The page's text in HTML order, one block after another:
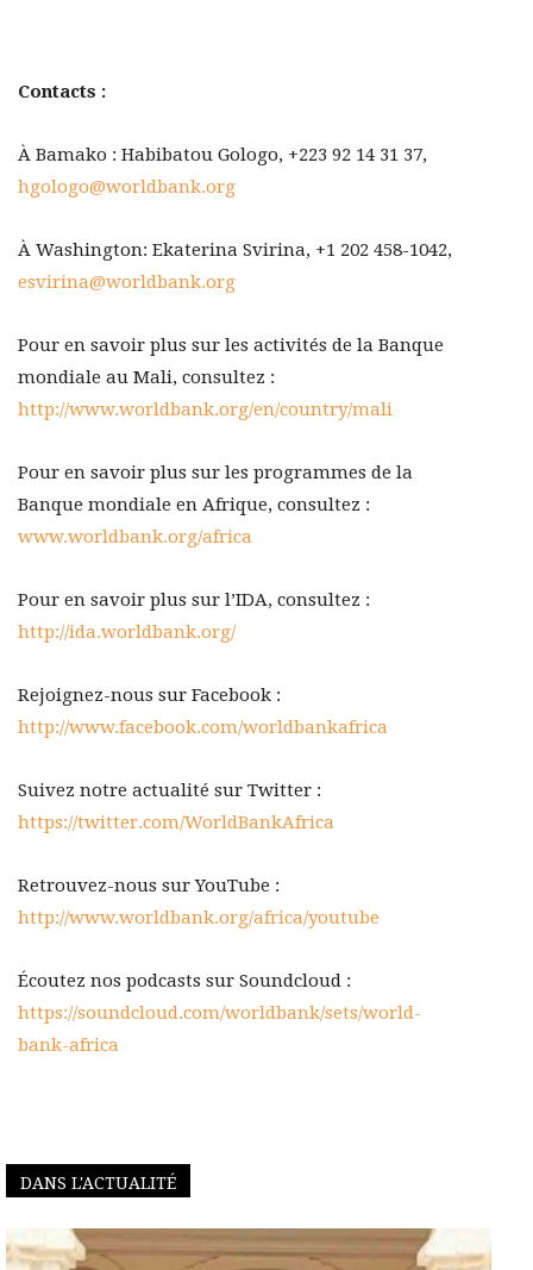
Contacts :
À Bamako : Habibatou Gologo, +223 92 14 31 37,
hgologo@worldbank.org
À Washington: Ekaterina Svirina, +1 202 458-1042,
esvirina@worldbank.org
Pour en savoir plus sur les activités de la Banque
mondiale au Mali, consultez :
http://www.worldbank.org/en/country/mali
Pour en savoir plus sur les programmes de la
Banque mondiale en Afrique, consultez :
www.worldbank.org/africa
Pour en savoir plus sur l’IDA, consultez :
http://ida.worldbank.org/
Rejoignez-nous sur Facebook :
http://www.facebook.com/worldbankafrica
Suivez notre actualité sur Twitter :
https://twitter.com/WorldBankAfrica
Retrouvez-nous sur YouTube :
http://www.worldbank.org/africa/youtube
Écoutez nos podcasts sur Soundcloud :
https://soundcloud.com/worldbank/sets/world-
bank-africa
DANS L'ACTUALITÉ